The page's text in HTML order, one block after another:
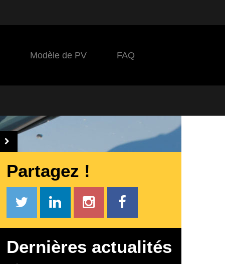
Modèle de PV FAQ
Partagez !
Dernières actualités